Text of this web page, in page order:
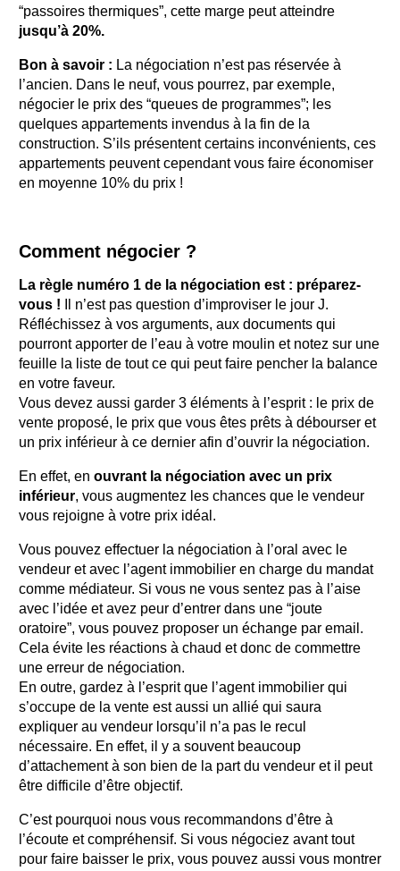
“passoires thermiques”, cette marge peut atteindre
jusqu’à 20%.
Bon à savoir : La négociation n’est pas réservée à
l’ancien. Dans le neuf, vous pourrez, par exemple,
négocier le prix des “queues de programmes”; les
quelques appartements invendus à la fin de la
construction. S’ils présentent certains inconvénients, ces
appartements peuvent cependant vous faire économiser
en moyenne 10% du prix !
Comment négocier ?
La règle numéro 1 de la négociation est : préparez-
vous ! Il n’est pas question d’improviser le jour J.
Réfléchissez à vos arguments, aux documents qui
pourront apporter de l’eau à votre moulin et notez sur une
feuille la liste de tout ce qui peut faire pencher la balance
en votre faveur.
Vous devez aussi garder 3 éléments à l’esprit : le prix de
vente proposé, le prix que vous êtes prêts à débourser et
un prix inférieur à ce dernier afin d’ouvrir la négociation.
En effet, en ouvrant la négociation avec un prix
inférieur, vous augmentez les chances que le vendeur
vous rejoigne à votre prix idéal.
Vous pouvez effectuer la négociation à l’oral avec le
vendeur et avec l’agent immobilier en charge du mandat
comme médiateur. Si vous ne vous sentez pas à l’aise
avec l’idée et avez peur d’entrer dans une “joute
oratoire”, vous pouvez proposer un échange par email.
Cela évite les réactions à chaud et donc de commettre
une erreur de négociation.
En outre, gardez à l’esprit que l’agent immobilier qui
s’occupe de la vente est aussi un allié qui saura
expliquer au vendeur lorsqu’il n’a pas le recul
nécessaire. En effet, il y a souvent beaucoup
d’attachement à son bien de la part du vendeur et il peut
être difficile d’être objectif.
C’est pourquoi nous vous recommandons d’être à
l’écoute et compréhensif. Si vous négociez avant tout
pour faire baisser le prix, vous pouvez aussi vous montrer